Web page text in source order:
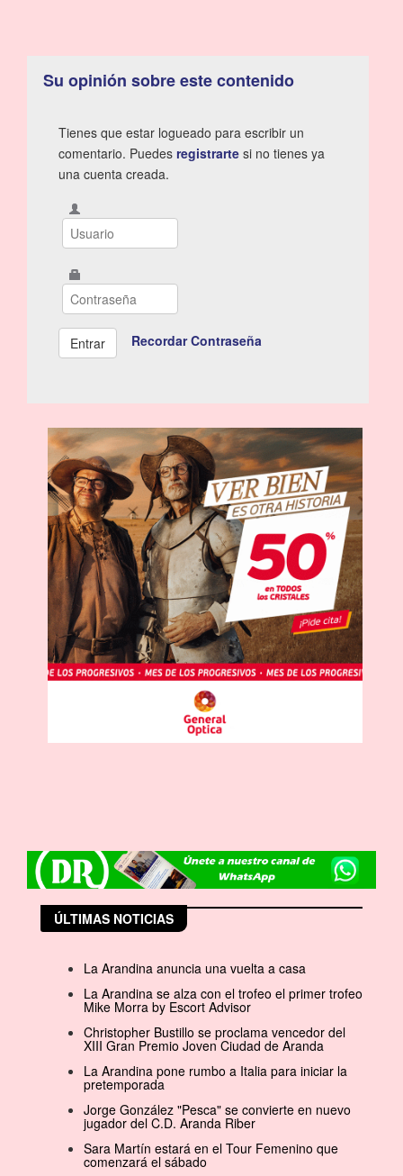
Su opinión sobre este contenido
Tienes que estar logueado para escribir un
comentario. Puedes registrarte si no tienes ya
una cuenta creada.
Recordar Contraseña
ÚLTIMAS NOTICIAS
La Arandina anuncia una vuelta a casa
La Arandina se alza con el trofeo el primer trofeo
Mike Morra by Escort Advisor
Christopher Bustillo se proclama vencedor del
XIII Gran Premio Joven Ciudad de Aranda
La Arandina pone rumbo a Italia para iniciar la
pretemporada
Jorge González "Pesca" se convierte en nuevo
jugador del C.D. Aranda Riber
Sara Martín estará en el Tour Femenino que
comenzará el sábado